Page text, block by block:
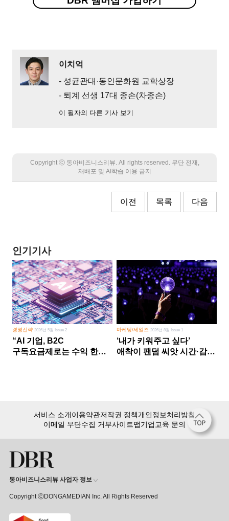
이치억
- 성균관대·동인문화원 교학상장
- 퇴계 선생 17대 종손(차종손)
이 필자의 다른 기사 보기
Copyright Ⓒ 동아비즈니스리뷰. All rights reserved. 무단 전재,
재배포 및 AI학습 이용 금지
이전 목록 다음
인기기사
경영전략 2026년 5월 Issue 2
“AI 기업, B2C
구독요금제로는 수익 한계
마케팅/세일즈 2026년 8월 Issue 1
‘내가 키워주고 싶다’
애착이 팬덤 씨앗 시간·감정
서비스 소개이용약관저작권 정책개인정보처리방침
이메일 무단수집 거부사이트맵기업교육 문의
동아비즈니스리뷰 사업자 정보
Copyright ⒸDONGAMEDIAN Inc. All Rights Reserved